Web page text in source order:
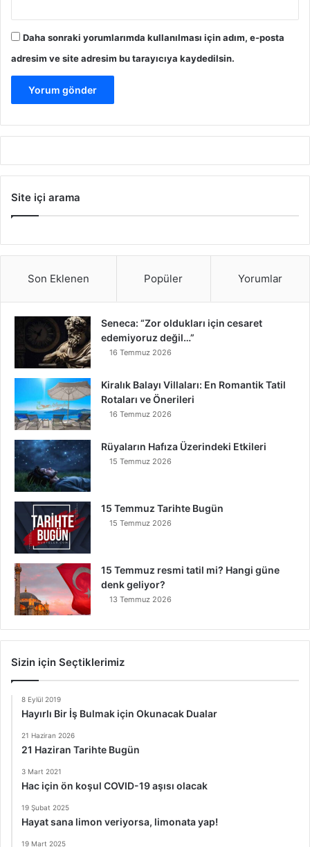
Daha sonraki yorumlarımda kullanılması için adım, e-posta
adresim ve site adresim bu tarayıcıya kaydedilsin.
Site içi arama
Son Eklenen Popüler Yorumlar
Seneca: “Zor oldukları için cesaret
edemiyoruz değil…”
16 Temmuz 2026
Kiralık Balayı Villaları: En Romantik Tatil
Rotaları ve Önerileri
16 Temmuz 2026
Rüyaların Hafıza Üzerindeki Etkileri
15 Temmuz 2026
15 Temmuz Tarihte Bugün
15 Temmuz 2026
15 Temmuz resmi tatil mi? Hangi güne
denk geliyor?
13 Temmuz 2026
Sizin için Seçtiklerimiz
8 Eylül 2019
Hayırlı Bir İş Bulmak için Okunacak Dualar
21 Haziran 2026
21 Haziran Tarihte Bugün
3 Mart 2021
Hac için ön koşul COVID-19 aşısı olacak
19 Şubat 2025
Hayat sana limon veriyorsa, limonata yap!
19 Mart 2025